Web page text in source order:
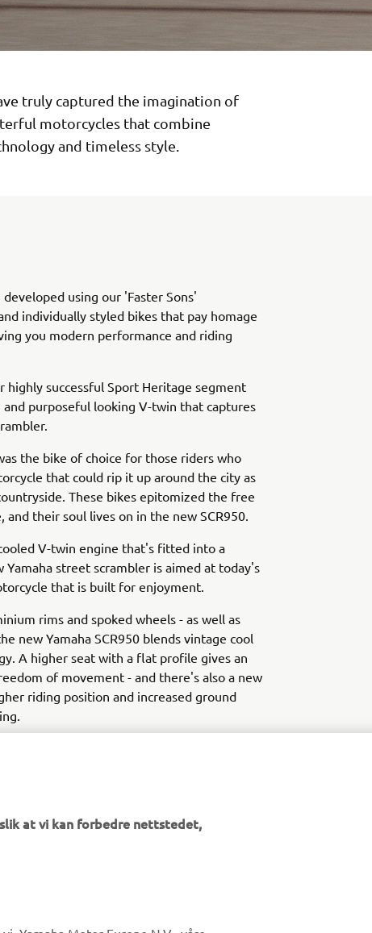
truly captured the imagination of
motorcycles that combine
and timeless style.
using our 'Faster Sons'
individually styled bikes that pay homage
you modern performance and riding
highly successful Sport Heritage segment
purposeful looking V-twin that captures
the bike of choice for those riders who
that could rip it up around the city as
These bikes epitomized the free
their soul lives on in the new SCR950.
V-twin engine that's fitted into a
street scrambler is aimed at today's
that is built for enjoyment.
rims and spoked wheels - as well as
new Yamaha SCR950 blends vintage cool
A higher seat with a flat profile gives an
of movement - and there's also a new
riding position and increased ground
at vi kan forbedre nettstedet,